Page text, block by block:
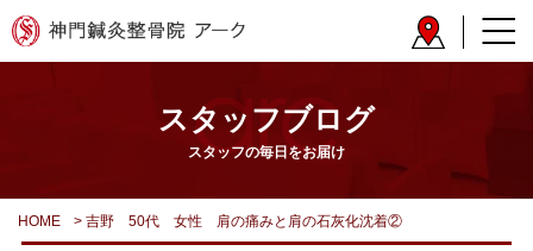
スタッフブログ
スタッフの毎日をお届け
HOME > 吉野 50代 女性 肩の痛みと肩の石灰化沈着②